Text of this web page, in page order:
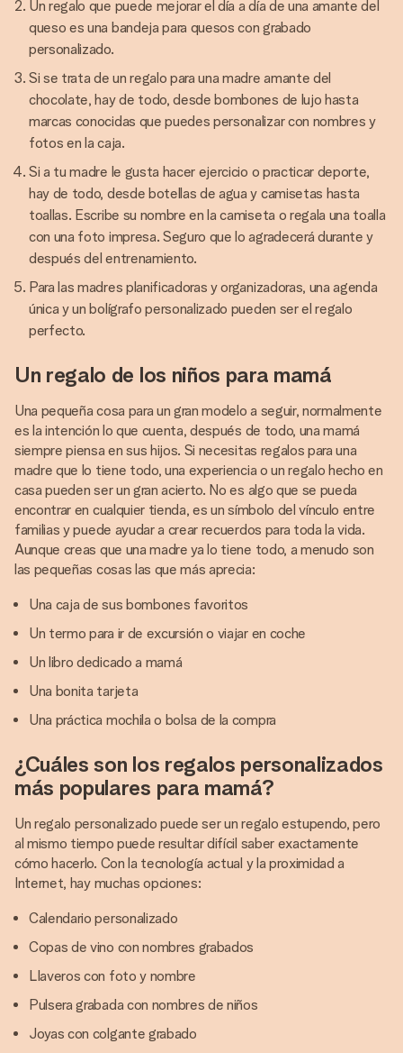
Un regalo que puede mejorar el día a día de una amante del
queso es una bandeja para quesos con grabado
personalizado.
Si se trata de un regalo para una madre amante del
chocolate, hay de todo, desde bombones de lujo hasta
marcas conocidas que puedes personalizar con nombres y
fotos en la caja.
Si a tu madre le gusta hacer ejercicio o practicar deporte,
hay de todo, desde botellas de agua y camisetas hasta
toallas. Escribe su nombre en la camiseta o regala una toalla
con una foto impresa. Seguro que lo agradecerá durante y
después del entrenamiento.
Para las madres planificadoras y organizadoras, una agenda
única y un bolígrafo personalizado pueden ser el regalo
perfecto.
Un regalo de los niños para mamá
Una pequeña cosa para un gran modelo a seguir, normalmente
es la intención lo que cuenta, después de todo, una mamá
siempre piensa en sus hijos. Si necesitas regalos para una
madre que lo tiene todo, una experiencia o un regalo hecho en
casa pueden ser un gran acierto. No es algo que se pueda
encontrar en cualquier tienda, es un símbolo del vínculo entre
familias y puede ayudar a crear recuerdos para toda la vida.
Aunque creas que una madre ya lo tiene todo, a menudo son
las pequeñas cosas las que más aprecia:
Una caja de sus bombones favoritos
Un termo para ir de excursión o viajar en coche
Un libro dedicado a mamá
Una bonita tarjeta
Una práctica mochila o bolsa de la compra
¿Cuáles son los regalos personalizados
más populares para mamá?
Un regalo personalizado puede ser un regalo estupendo, pero
al mismo tiempo puede resultar difícil saber exactamente
cómo hacerlo. Con la tecnología actual y la proximidad a
Internet, hay muchas opciones:
Calendario personalizado
Copas de vino con nombres grabados
Llaveros con foto y nombre
Pulsera grabada con nombres de niños
Joyas con colgante grabado